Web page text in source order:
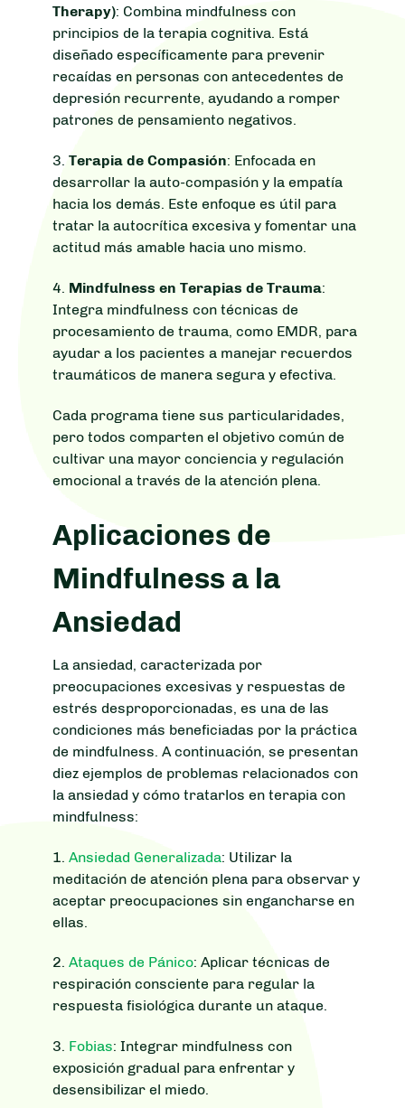
Therapy): Combina mindfulness con
principios de la terapia cognitiva. Está
diseñado específicamente para prevenir
recaídas en personas con antecedentes de
depresión recurrente, ayudando a romper
patrones de pensamiento negativos.
3. Terapia de Compasión: Enfocada en
desarrollar la auto-compasión y la empatía
hacia los demás. Este enfoque es útil para
tratar la autocrítica excesiva y fomentar una
actitud más amable hacia uno mismo.
4. Mindfulness en Terapias de Trauma:
Integra mindfulness con técnicas de
procesamiento de trauma, como EMDR, para
ayudar a los pacientes a manejar recuerdos
traumáticos de manera segura y efectiva.
Cada programa tiene sus particularidades,
pero todos comparten el objetivo común de
cultivar una mayor conciencia y regulación
emocional a través de la atención plena.
Aplicaciones de
Mindfulness a la
Ansiedad
La ansiedad, caracterizada por
preocupaciones excesivas y respuestas de
estrés desproporcionadas, es una de las
condiciones más beneficiadas por la práctica
de mindfulness. A continuación, se presentan
diez ejemplos de problemas relacionados con
la ansiedad y cómo tratarlos en terapia con
mindfulness:
1. Ansiedad Generalizada: Utilizar la
meditación de atención plena para observar y
aceptar preocupaciones sin engancharse en
ellas.
2. Ataques de Pánico: Aplicar técnicas de
respiración consciente para regular la
respuesta fisiológica durante un ataque.
3. Fobias: Integrar mindfulness con
exposición gradual para enfrentar y
desensibilizar el miedo.